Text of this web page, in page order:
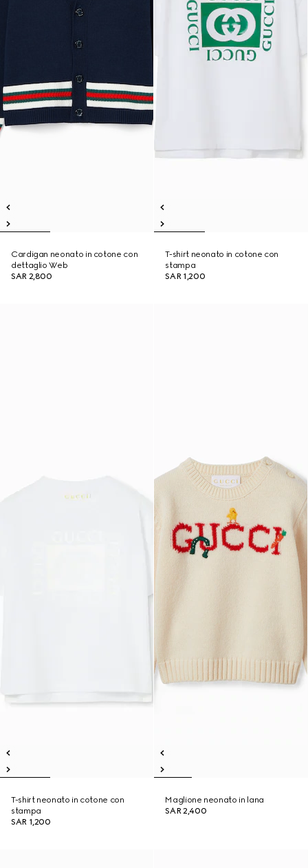
Cardigan neonato in cotone con
dettaglio Web
SAR 2,800
T-shirt neonato in cotone con
stampa
SAR 1,200
T-shirt neonato in cotone con
stampa
SAR 1,200
Maglione neonato in lana
SAR 2,400